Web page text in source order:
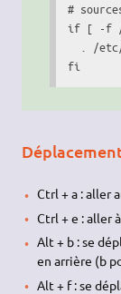
#
if [ -f /
. /
fi
Ctrl + a : aller
Ctrl + e : aller
Alt + b : se
en arrière (b
Alt + f : se